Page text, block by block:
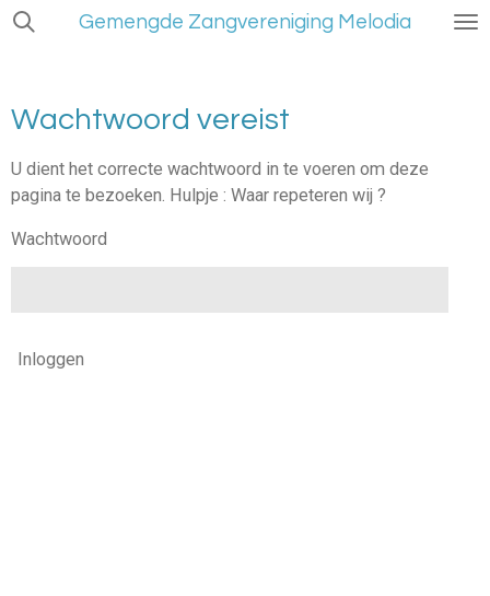
Ga
hoofdinhoud
Gemengde Zangvereniging Melodia
Wachtwoord vereist
U dient het correcte wachtwoord in te voeren om deze
pagina te bezoeken. Hulpje : Waar repeteren wij ?
Wachtwoord
Inloggen